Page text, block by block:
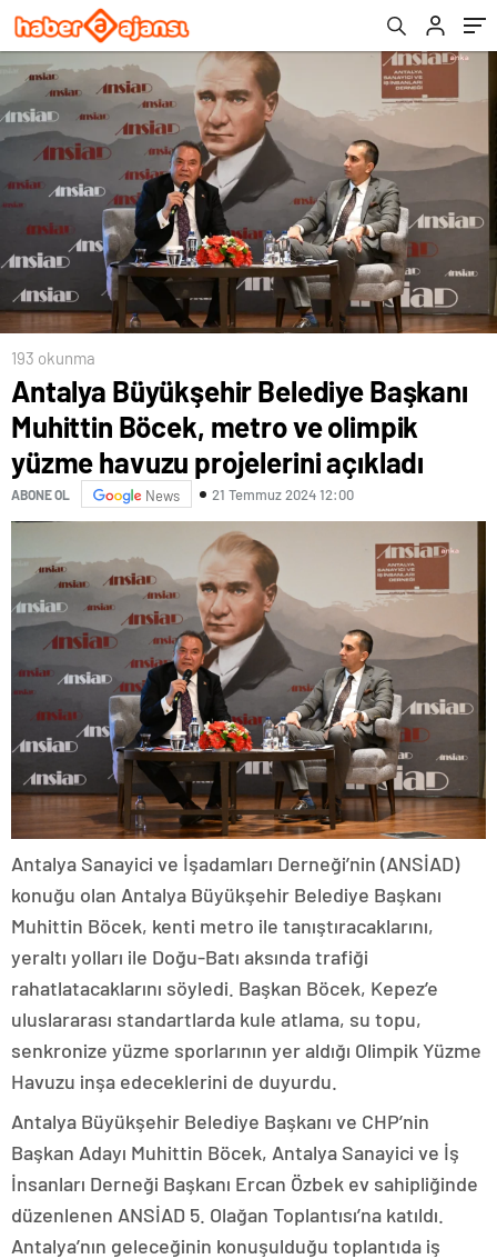
havuzu projelerini açıkladı
193 okunma
Antalya Büyükşehir Belediye Başkanı
Muhittin Böcek, metro ve olimpik
yüzme havuzu projelerini açıkladı
ABONE OL News 21 Temmuz 2024 12:00
Antalya Sanayici ve İşadamları Derneği’nin (ANSİAD)
konuğu olan Antalya Büyükşehir Belediye Başkanı
Muhittin Böcek, kenti metro ile tanıştıracaklarını,
yeraltı yolları ile Doğu-Batı aksında trafiği
rahatlatacaklarını söyledi. Başkan Böcek, Kepez’e
uluslararası standartlarda kule atlama, su topu,
senkronize yüzme sporlarının yer aldığı Olimpik Yüzme
Havuzu inşa edeceklerini de duyurdu.
Antalya Büyükşehir Belediye Başkanı ve CHP’nin
Başkan Adayı Muhittin Böcek, Antalya Sanayici ve İş
İnsanları Derneği Başkanı Ercan Özbek ev sahipliğinde
düzenlenen ANSİAD 5. Olağan Toplantısı’na katıldı.
Antalya’nın geleceğinin konuşulduğu toplantıda iş